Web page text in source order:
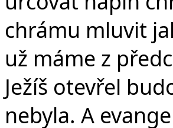
chrámu mluvit
už máme z
Ježíš otevřel
nebyla. A